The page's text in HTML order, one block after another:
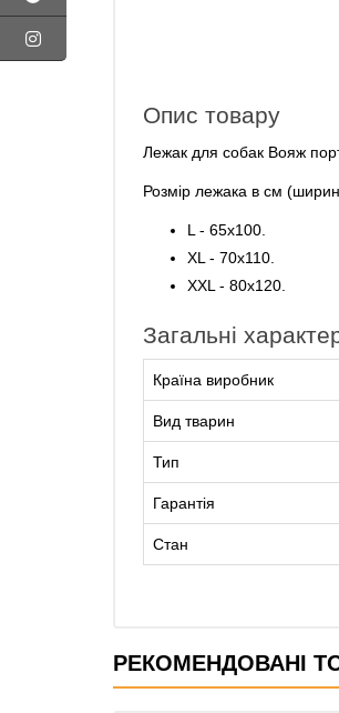
Опис товару
Лежак для собак Вояж
Розмір лежака в см
L - 65х100.
XL - 70х110.
XXL - 80х120.
Загальні
Країна виробник
Вид тварин
Тип
Гарантія
Стан
РЕКОМЕНДОВАНІ